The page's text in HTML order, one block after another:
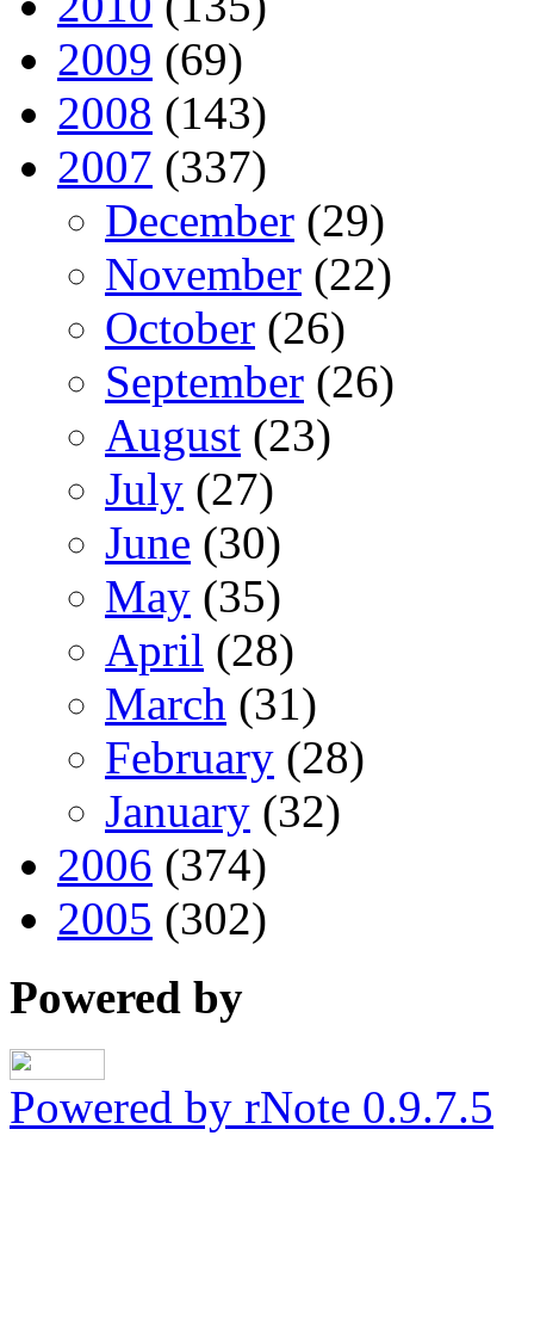
2009 (69)
2008 (143)
2007 (337)
December (29)
November (22)
October (26)
September (26)
August (23)
July (27)
June (30)
May (35)
April (28)
March (31)
February (28)
January (32)
2006 (374)
2005 (302)
Powered by
Powered by rNote 0.9.7.5